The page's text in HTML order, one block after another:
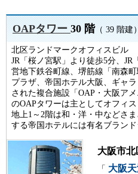
OAPタワー30 階（ 39 階建
北区ランドマークオフィスビル
JR「桜ノ宮駅」より徒歩5分、
営地下鉄谷町線、堺筋線「南森
プラザ、帝国ホテル大阪、ギャ
された複合施設「OAP・大阪ア
のOAPタワーは主としてオフィ
地上1～2階は和・洋・中などさ
する帝国ホテルには有名ブランド
大阪市北
「 大阪